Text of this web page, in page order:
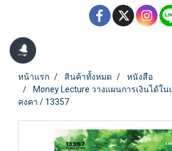
หน้าแรก สินค้าทั้งหมด
หนังสือ
Money Lecture วางแผนการเงินได้ใ
คงคา / 13357